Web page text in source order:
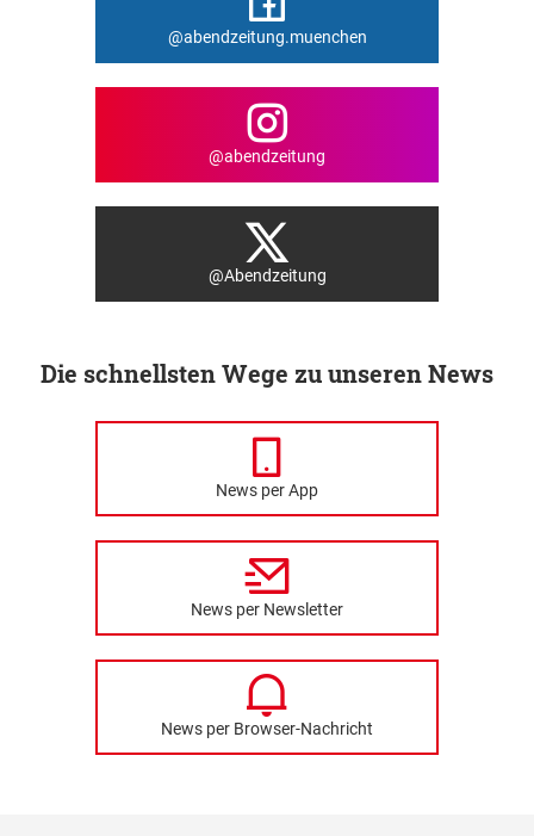
@abendzeitung.muenchen
@abendzeitung
@Abendzeitung
Die schnellsten Wege zu unseren News
News per App
News per Newsletter
News per Browser-Nachricht